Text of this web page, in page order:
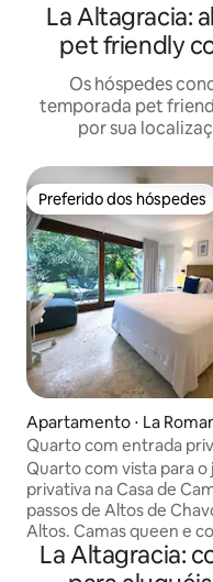
La Altagracia:
pet friendly
Os hóspedes
temporada pet
por sua
Preferido dos hóspedes
Preferido dos hóspedes
Apartamento ⋅ La
Quarto com entrada
de Campo perto de
Quarto com vista para
privativa na Casa de
passos de Altos de
Altos. Camas queen e
geladeira, micro-
condicionado, Netflix,
La Altagracia: